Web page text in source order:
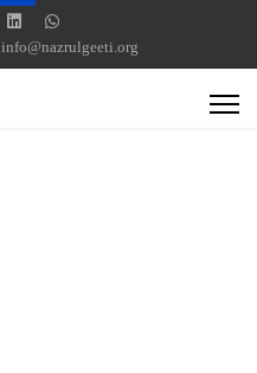
info@nazrulgeeti.org